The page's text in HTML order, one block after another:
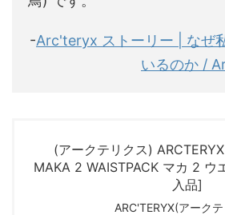
-Arc'teryx ストーリー | なぜ
いるのか /
(アークテリクス)
MAKA 2 WAISTPACK マカ 2 ウ
入品]
ARC'TERYX(アーク